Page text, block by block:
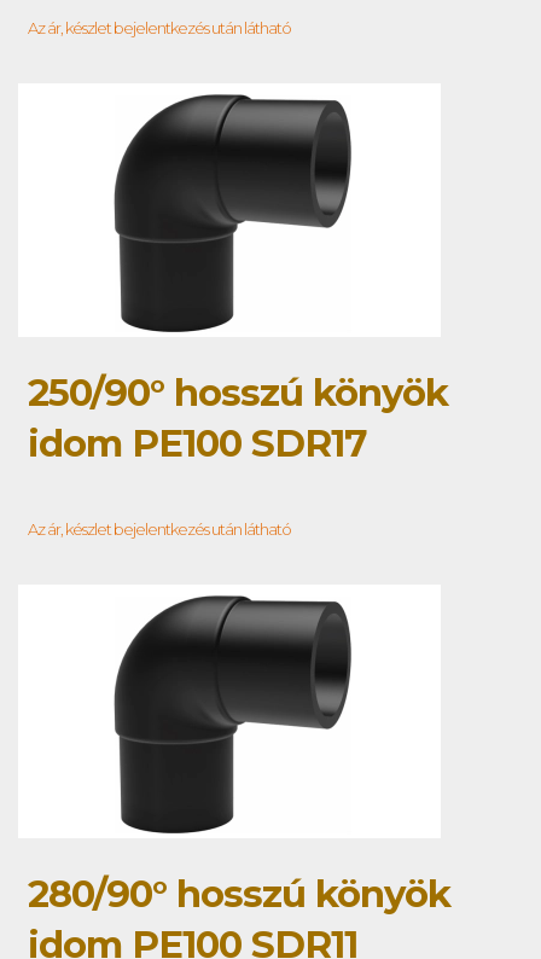
Az ár, készlet bejelentkezés után látható
250/90° hosszú könyök
idom PE100 SDR17
Az ár, készlet bejelentkezés után látható
280/90° hosszú könyök
idom PE100 SDR11